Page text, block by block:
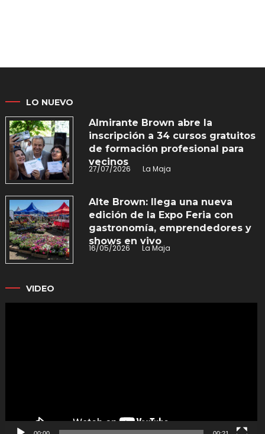
LO NUEVO
Almirante Brown abre la
inscripción a 34 cursos gratuitos
de formación profesional para
vecinos
27/07/2026 La Maja
Alte Brown: llega una nueva
edición de la Expo Feria con
gastronomía, emprendedores y
shows en vivo
16/05/2026 La Maja
VIDEO